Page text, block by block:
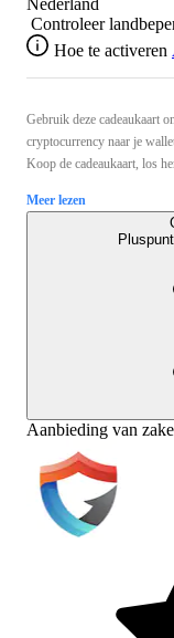
Controleer
Hoe te activeren
Gebruik deze cadeaukaart
cryptocurrency naar je
Koop de cadeaukaart, los
Meer lezen
Aanbieding van